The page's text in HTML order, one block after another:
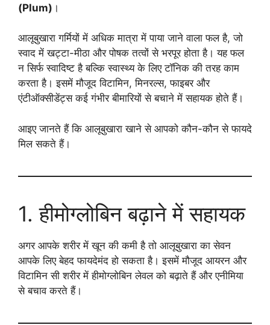
(Plum) ।
आलूबुखारा गर्मियों में अधिक मात्रा में पाया जाने वाला फल है, जो
स्वाद में खट्टा-मीठा और पोषक तत्वों से भरपूर होता है। यह फल
न सिर्फ स्वादिष्ट है बल्कि स्वास्थ्य के लिए टॉनिक की तरह काम
करता है। इसमें मौजूद विटामिन, मिनरल्स, फाइबर और
एंटीऑक्सीडेंट्स कई गंभीर बीमारियों से बचाने में सहायक होते हैं।
आइए जानते हैं कि आलूबुखारा खाने से आपको कौन-कौन से फायदे
मिल सकते हैं।
1. हीमोग्लोबिन बढ़ाने में सहायक
अगर आपके शरीर में खून की कमी है तो आलूबुखारा का सेवन
आपके लिए बेहद फायदेमंद हो सकता है। इसमें मौजूद आयरन और
विटामिन सी शरीर में हीमोग्लोबिन लेवल को बढ़ाते हैं और एनीमिया
से बचाव करते हैं।